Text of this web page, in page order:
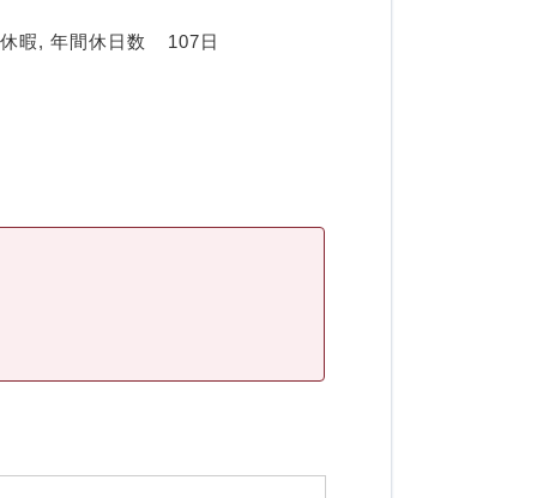
【休　　暇】 夏季休暇, 年末年始休暇, 年次有給休暇, 年間休日数	 107日